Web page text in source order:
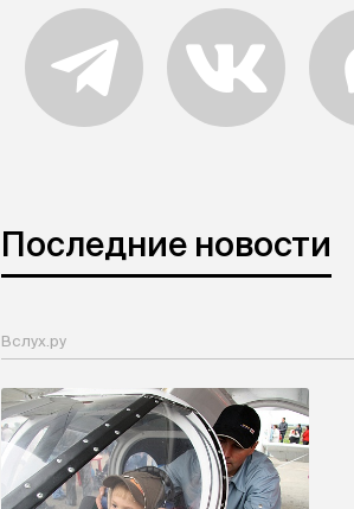
Последние новости
Вслух.ру